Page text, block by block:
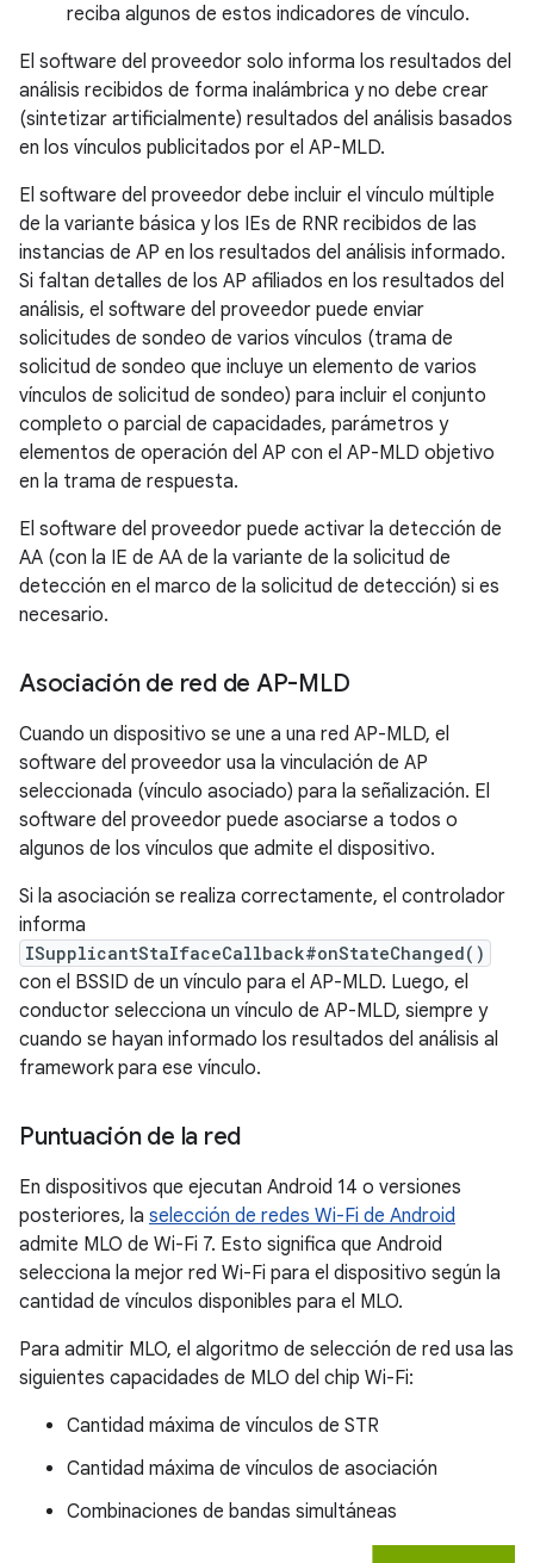
reciba algunos de estos indicadores de vínculo.
El software del proveedor solo informa los resultados del
análisis recibidos de forma inalámbrica y no debe crear
(sintetizar artificialmente) resultados del análisis basados
en los vínculos publicitados por el AP-MLD.
El software del proveedor debe incluir el vínculo múltiple
de la variante básica y los IEs de RNR recibidos de las
instancias de AP en los resultados del análisis informado.
Si faltan detalles de los AP afiliados en los resultados del
análisis, el software del proveedor puede enviar
solicitudes de sondeo de varios vínculos (trama de
solicitud de sondeo que incluye un elemento de varios
vínculos de solicitud de sondeo) para incluir el conjunto
completo o parcial de capacidades, parámetros y
elementos de operación del AP con el AP-MLD objetivo
en la trama de respuesta.
El software del proveedor puede activar la detección de
AA (con la IE de AA de la variante de la solicitud de
detección en el marco de la solicitud de detección) si es
necesario.
Asociación de red de AP-MLD
Cuando un dispositivo se une a una red AP-MLD, el
software del proveedor usa la vinculación de AP
seleccionada (vínculo asociado) para la señalización. El
software del proveedor puede asociarse a todos o
algunos de los vínculos que admite el dispositivo.
Si la asociación se realiza correctamente, el controlador
informa
ISupplicantStaIfaceCallback#onStateChanged()
con el BSSID de un vínculo para el AP-MLD. Luego, el
conductor selecciona un vínculo de AP-MLD, siempre y
cuando se hayan informado los resultados del análisis al
framework para ese vínculo.
Puntuación de la red
En dispositivos que ejecutan Android 14 o versiones
posteriores, la selección de redes Wi-Fi de Android
admite MLO de Wi-Fi 7. Esto significa que Android
selecciona la mejor red Wi-Fi para el dispositivo según la
cantidad de vínculos disponibles para el MLO.
Para admitir MLO, el algoritmo de selección de red usa las
siguientes capacidades de MLO del chip Wi-Fi:
Cantidad máxima de vínculos de STR
Cantidad máxima de vínculos de asociación
Combinaciones de bandas simultáneas